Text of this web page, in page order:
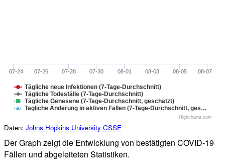
Tägliche neue Infektionen (7-Tage-Durchschnitt)
Tägliche Todesfälle (7-Tage-Durchschnitt)
Tägliche Genesene (7-Tage-Durchschnitt, geschätzt)
Tagliche Änderung in aktiven Fällen (7-Tage-Durchschnitt, ges…
07-24 07-26 07-28 07-30 08-01 08-03 08-05 08-07
Highcharts.com
Daten: Johns Hopkins University CSSE
Der Graph zeigt die Entwicklung von bestätigten COVID-19
Fällen und abgeleiteten Statistiken.